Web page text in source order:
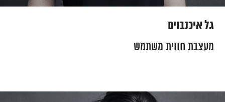
גל איכנבוים
מעצבת חווית משתמש